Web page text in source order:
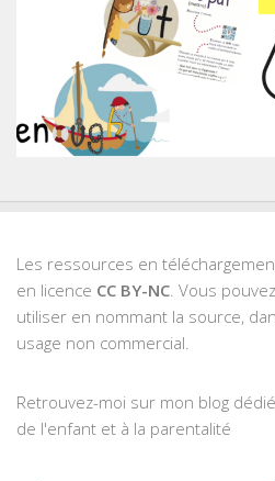
Les ressources en
en licence CC BY-NC. Vous
utiliser en nommant la source,
usage non commercial.
Retrouvez-moi sur mon blog
de l'enfant et à la parentalité